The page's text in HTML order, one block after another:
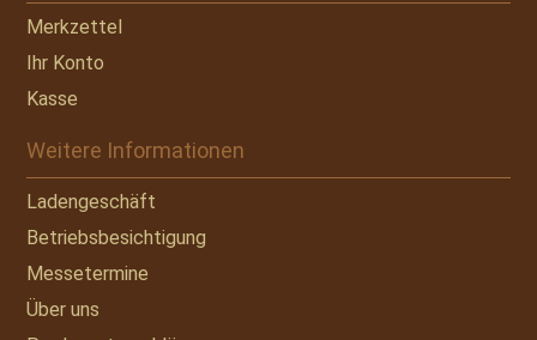
Merkzettel
Ihr Konto
Kasse
Weitere Informationen
Ladengeschäft
Betriebsbesichtigung
Messetermine
Über uns